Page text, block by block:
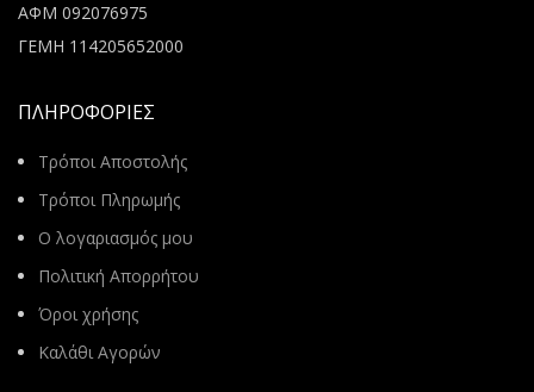
ΑΦΜ 092076975
ΓΕΜΗ 114205652000
ΠΛΗΡΟΦΟΡΙΕΣ
Τρόποι Αποστολής
Τρόποι Πληρωμής
Ο λογαριασμός μου
Πολιτική Απορρήτου
Όροι χρήσης
Καλάθι Αγορών